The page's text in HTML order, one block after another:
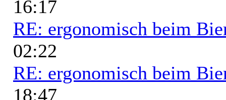
16:17
RE: ergonomisch beim
02:22
RE: ergonomisch beim
18:47